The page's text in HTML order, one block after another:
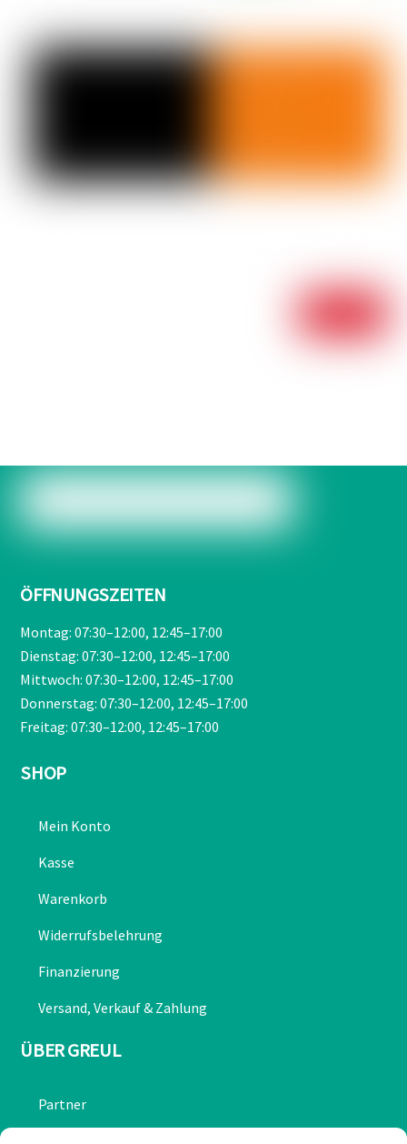
ÖFFNUNGSZEITEN
Montag: 07:30–12:00, 12:45–17:00
Dienstag: 07:30–12:00, 12:45–17:00
Mittwoch: 07:30–12:00, 12:45–17:00
Donnerstag: 07:30–12:00, 12:45–17:00
Freitag: 07:30–12:00, 12:45–17:00
SHOP
Mein Konto
Kasse
Warenkorb
Widerrufsbelehrung
Finanzierung
Versand, Verkauf & Zahlung
ÜBER GREUL
Partner